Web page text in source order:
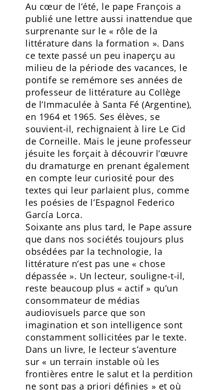
Au cœur de l’été, le pape François a
publié une lettre aussi inattendue que
surprenante sur le « rôle de la
littérature dans la formation ». Dans
ce texte passé un peu inaperçu au
milieu de la période des vacances, le
pontife se remémore ses années de
professeur de littérature au Collège
de l’Immaculée à Santa Fé (Argentine),
en 1964 et 1965. Ses élèves, se
souvient-il, rechignaient à lire Le Cid
de Corneille. Mais le jeune professeur
jésuite les forçait à découvrir l’œuvre
du dramaturge en prenant également
en compte leur curiosité pour des
textes qui leur parlaient plus, comme
les poésies de l’Espagnol Federico
García Lorca.
Soixante ans plus tard, le Pape assure
que dans nos sociétés toujours plus
obsédées par la technologie, la
littérature n’est pas une « chose
dépassée ». Un lecteur, souligne-t-il,
reste beaucoup plus « actif » qu’un
consommateur de médias
audiovisuels parce que son
imagination et son intelligence sont
constamment sollicitées par le texte.
Dans un livre, le lecteur s’aventure
sur « un terrain instable où les
frontières entre le salut et la perdition
ne sont pas a priori définies » et où